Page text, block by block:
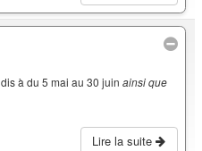
à du 5 mai au 30 juin ainsi que
Lire la suite